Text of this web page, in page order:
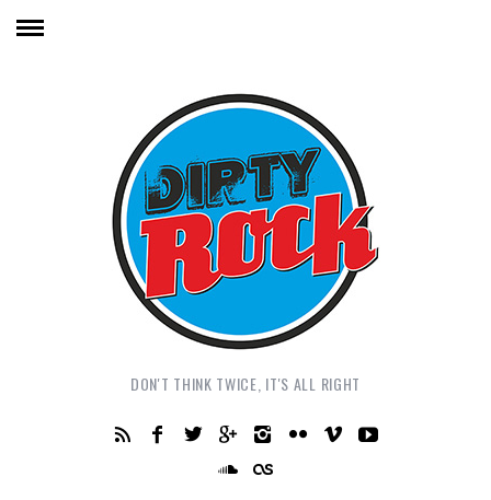
DON'T THINK TWICE, IT'S ALL RIGHT